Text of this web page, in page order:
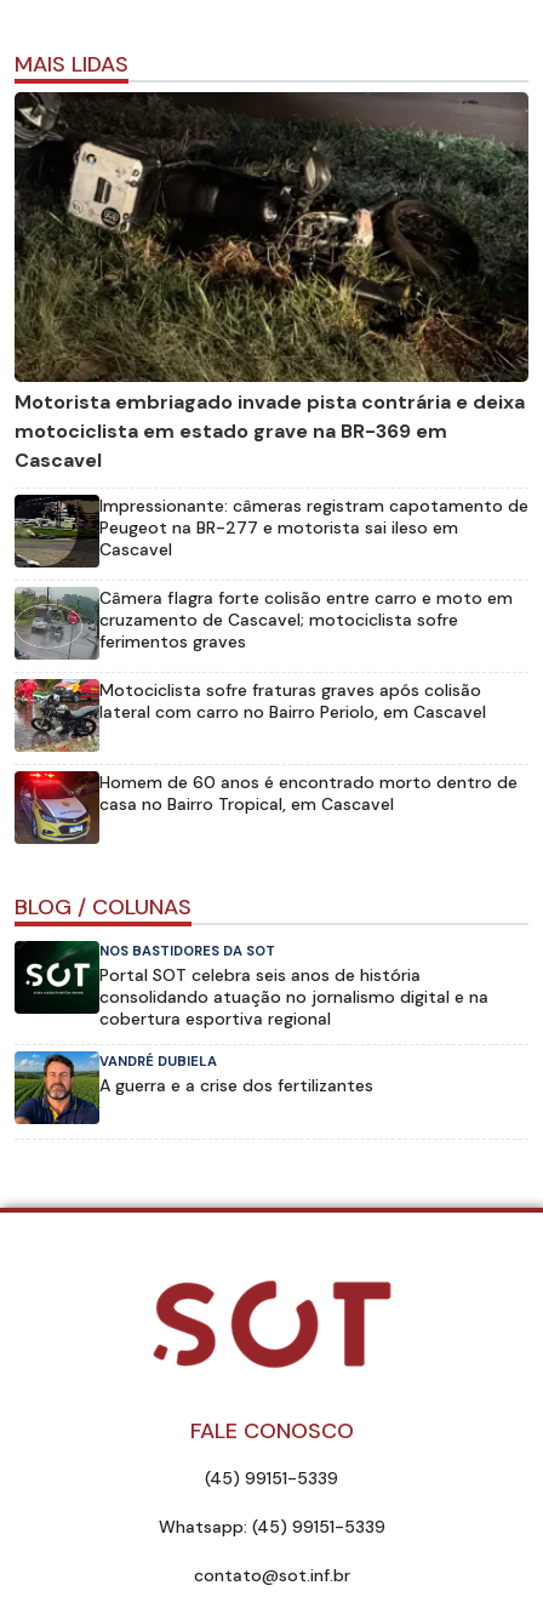
MAIS LIDAS
Motorista embriagado invade pista contrária e deixa
motociclista em estado grave na BR-369 em
Cascavel
Impressionante: câmeras registram capotamento de
Peugeot na BR-277 e motorista sai ileso em
Cascavel
Câmera flagra forte colisão entre carro e moto em
cruzamento de Cascavel; motociclista sofre
ferimentos graves
Motociclista sofre fraturas graves após colisão
lateral com carro no Bairro Periolo, em Cascavel
Homem de 60 anos é encontrado morto dentro de
casa no Bairro Tropical, em Cascavel
BLOG / COLUNAS
NOS BASTIDORES DA SOT
Portal SOT celebra seis anos de história
consolidando atuação no jornalismo digital e na
cobertura esportiva regional
VANDRÉ DUBIELA
A guerra e a crise dos fertilizantes
FALE CONOSCO
(45) 99151-5339
Whatsapp: (45) 99151-5339
contato@sot.inf.br